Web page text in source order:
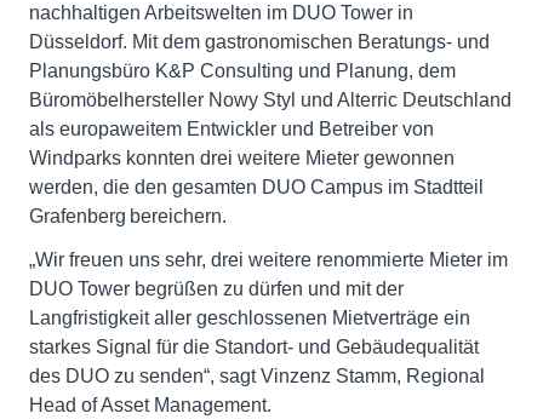
nachhaltigen Arbeitswelten im DUO Tower in
Düsseldorf. Mit dem gastronomischen Beratungs- und
Planungsbüro K&P Consulting und Planung, dem
Büromöbelhersteller Nowy Styl und Alterric Deutschland
als europaweitem Entwickler und Betreiber von
Windparks konnten drei weitere Mieter gewonnen
werden, die den gesamten DUO Campus im Stadtteil
Grafenberg bereichern.
„Wir freuen uns sehr, drei weitere renommierte Mieter im
DUO Tower begrüßen zu dürfen und mit der
Langfristigkeit aller geschlossenen Mietverträge ein
starkes Signal für die Standort- und Gebäudequalität
des DUO zu senden“, sagt Vinzenz Stamm, Regional
Head of Asset Management.